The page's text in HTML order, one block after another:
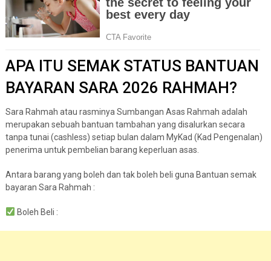
APA ITU SEMAK STATUS BANTUAN
BAYARAN SARA 2026 RAHMAH?
Sara Rahmah atau rasminya Sumbangan Asas Rahmah adalah
merupakan sebuah bantuan tambahan yang disalurkan secara
tanpa tunai (cashless) setiap bulan dalam MyKad (Kad Pengenalan)
penerima untuk pembelian barang keperluan asas.
Antara barang yang boleh dan tak boleh beli guna Bantuan semak
bayaran Sara Rahmah :
Boleh Beli :